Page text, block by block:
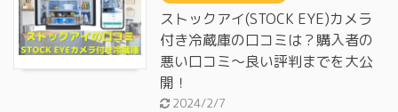
ストックアイ(STOCK EYE)カメラ
付き冷蔵庫の口コミは？購入者の
悪い口コミ～良い評判までを大公
開！
2024/2/7